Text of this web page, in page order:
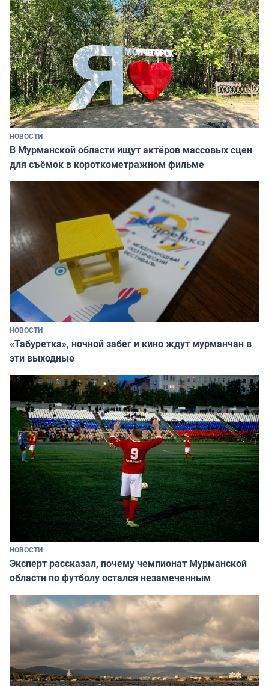
НОВОСТИ
В Мурманской области ищут актёров массовых сцен
для съёмок в короткометражном фильме
НОВОСТИ
«Табуретка», ночной забег и кино ждут мурманчан в
эти выходные
НОВОСТИ
Эксперт рассказал, почему чемпионат Мурманской
области по футболу остался незамеченным